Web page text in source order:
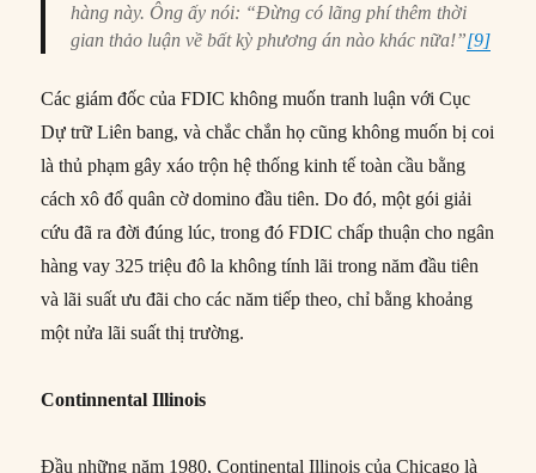
hàng này. Ông ấy nói: “Đừng có lãng phí thêm thời
gian thảo luận về bất kỳ phương án nào khác nữa!”[9]
Các giám đốc của FDIC không muốn tranh luận với Cục
Dự trữ Liên bang, và chắc chắn họ cũng không muốn bị coi
là thủ phạm gây xáo trộn hệ thống kinh tế toàn cầu bằng
cách xô đổ quân cờ domino đầu tiên. Do đó, một gói giải
cứu đã ra đời đúng lúc, trong đó FDIC chấp thuận cho ngân
hàng vay 325 triệu đô la không tính lãi trong năm đầu tiên
và lãi suất ưu đãi cho các năm tiếp theo, chỉ bằng khoảng
một nửa lãi suất thị trường.
Continnental Illinois
Đầu những năm 1980, Continental Illinois của Chicago là